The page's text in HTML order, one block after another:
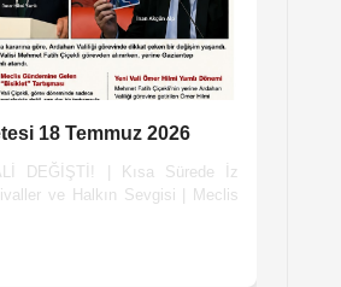
18 Temmuz 2026
DEĞİŞTİ! | Kısa Sürede İz
ve Halkın Sevgisi | Meclis